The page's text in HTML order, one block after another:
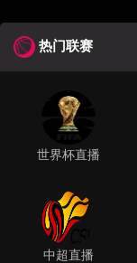
热门联赛
世界杯直播
中超直播